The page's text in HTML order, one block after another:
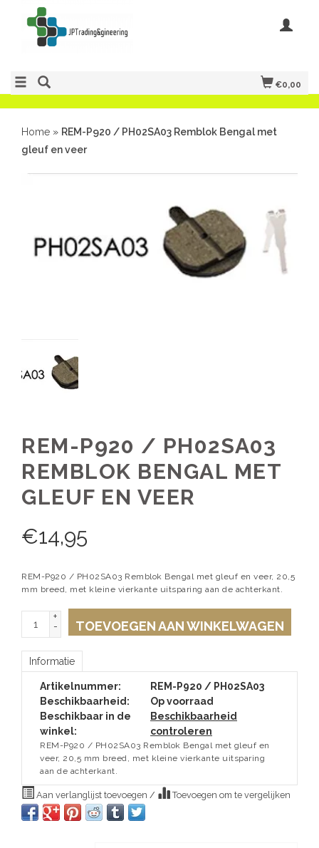
€0,00
Home » REM-P920 / PH02SA03 Remblok Bengal met
gleuf en veer
REM-P920 / PH02SA03
REMBLOK BENGAL MET
GLEUF EN VEER
€14,95
REM-P920 / PH02SA03 Remblok Bengal met gleuf en veer, 20,5
mm breed, met kleine vierkante uitsparing aan de achterkant.
+
-
TOEVOEGEN AAN WINKELWAGEN
Informatie
Artikelnummer:
REM-P920 / PH02SA03
Beschikbaarheid:
Op voorraad
Beschikbaar in de
winkel:
Beschikbaarheid
controleren
REM-P920 / PH02SA03 Remblok Bengal met gleuf en
veer, 20,5 mm breed, met kleine vierkante uitsparing
aan de achterkant.
Aan verlanglijst toevoegen / Toevoegen om te vergelijken